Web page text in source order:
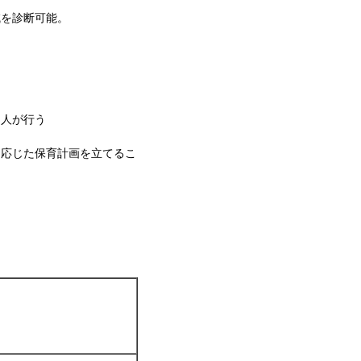
診断可能。
が行う
じた保育計画を立てるこ